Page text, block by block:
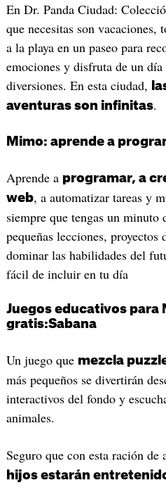
En Dr. Panda Ciudad:
que necesitas son vacaciones,
a la playa en un paseo para
emociones y disfruta de un
diversiones. En esta ciudad,
aventuras son infinitas.
Mimo: aprende a
Aprende a programar, a
web, a automatizar tareas y
siempre que tengas un minuto
pequeñas lecciones,
dominar las habilidades del
fácil de incluir en tu día
Juegos educativos para
gratis:Sabana
Un juego que mezcla
más pequeños se divertirán
interactivos del fondo y
animales.
Seguro que con esta ración de
hijos estarán